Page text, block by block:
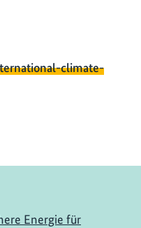
climate-
Energie für